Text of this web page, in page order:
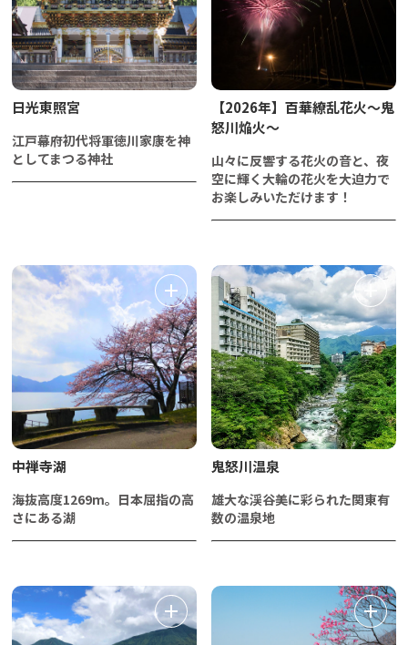
日光東照宮
江戸幕府初代将軍徳川家康を神
としてまつる神社
【2026年】百華繚乱花火～鬼
怒川焔火～
山々に反響する花火の音と、夜
空に輝く大輪の花火を大迫力で
お楽しみいただけます！
中禅寺湖
海抜高度1269m。日本屈指の高
さにある湖
鬼怒川温泉
雄大な渓谷美に彩られた関東有
数の温泉地